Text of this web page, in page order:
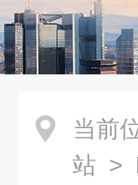
当前
站 >